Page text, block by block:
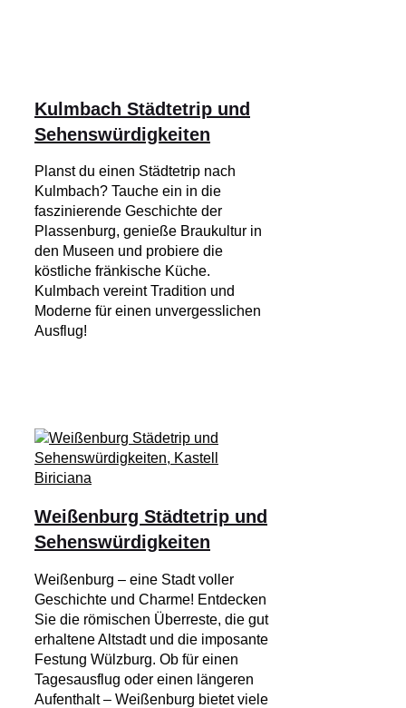
Kulmbach Städtetrip und
Sehenswürdigkeiten
Planst du einen Städtetrip nach
Kulmbach? Tauche ein in die
faszinierende Geschichte der
Plassenburg, genieße Braukultur in
den Museen und probiere die
köstliche fränkische Küche.
Kulmbach vereint Tradition und
Moderne für einen unvergesslichen
Ausflug!
Weißenburg Städtetrip und
Sehenswürdigkeiten
Weißenburg – eine Stadt voller
Geschichte und Charme! Entdecken
Sie die römischen Überreste, die gut
erhaltene Altstadt und die imposante
Festung Wülzburg. Ob für einen
Tagesausflug oder einen längeren
Aufenthalt – Weißenburg bietet viele